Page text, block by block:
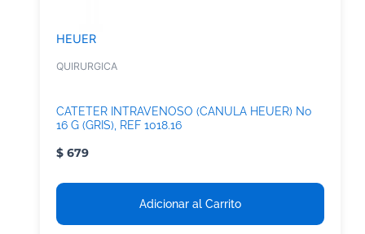
HEUER
QUIRURGICA
CATETER INTRAVENOSO (CANULA HEUER) No
16 G (GRIS), REF 1018.16
$ 679
Adicionar al Carrito